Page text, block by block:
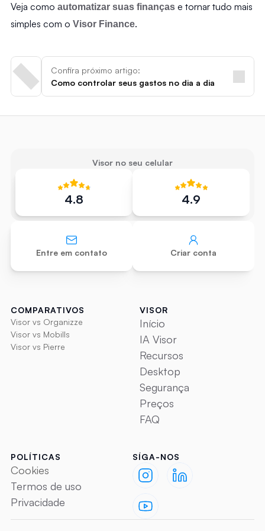
Veja como automatizar suas finanças e tornar tudo mais
simples com o Visor Finance.
Confira próximo artigo:
Como controlar seus gastos no dia a dia
Visor no seu celular
4.8 4.9
Entre em contato Criar conta
COMPARATIVOS
Visor vs Organizze
Visor vs Mobills
Visor vs Pierre
VISOR
Início
IA Visor
Recursos
Desktop
Segurança
Preços
FAQ
POLÍTICAS
Cookies
Termos de uso
Privacidade
SÍGA-NOS